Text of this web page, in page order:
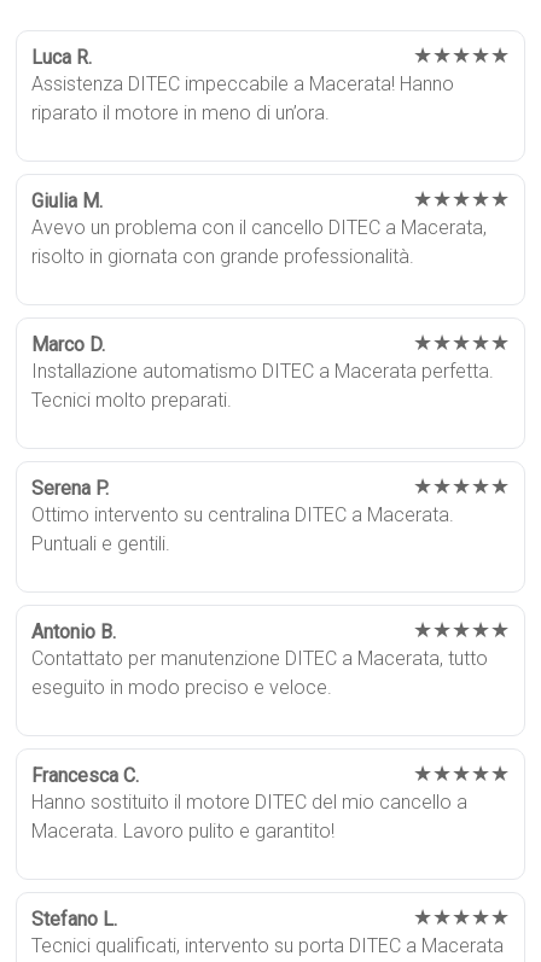
Luca R. ★★★★★
Assistenza DITEC impeccabile a Macerata! Hanno
riparato il motore in meno di un’ora.
Giulia M. ★★★★★
Avevo un problema con il cancello DITEC a Macerata,
risolto in giornata con grande professionalità.
Marco D. ★★★★★
Installazione automatismo DITEC a Macerata perfetta.
Tecnici molto preparati.
Serena P. ★★★★★
Ottimo intervento su centralina DITEC a Macerata.
Puntuali e gentili.
Antonio B. ★★★★★
Contattato per manutenzione DITEC a Macerata, tutto
eseguito in modo preciso e veloce.
Francesca C. ★★★★★
Hanno sostituito il motore DITEC del mio cancello a
Macerata. Lavoro pulito e garantito!
Stefano L. ★★★★★
Tecnici qualificati, intervento su porta DITEC a Macerata